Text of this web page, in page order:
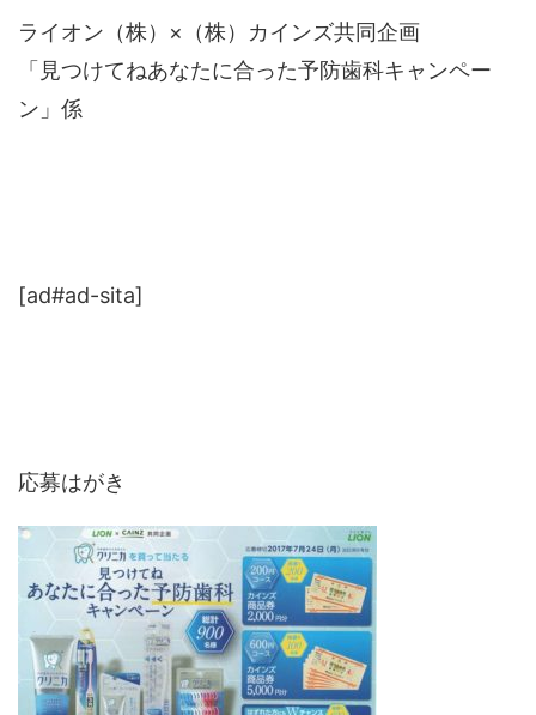
ライオン（株）×（株）カインズ共同企画
「見つけてねあなたに合った予防歯科キャンペー
ン」係
[ad#ad-sita]
応募はがき